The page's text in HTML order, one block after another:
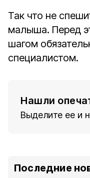
Так что не
малыша. Перед
шагом
специалистом.
Нашли
Выделите ее и
Последние